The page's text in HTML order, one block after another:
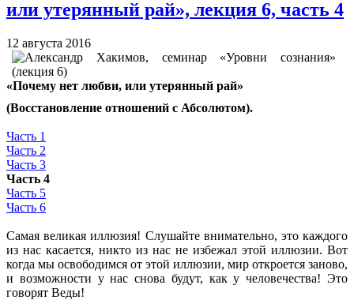
или утерянный рай», лекция 6, часть 4
12 августа 2016
«Почему нет любви, или утерянный рай»
(Восстановление отношений с Абсолютом).
Часть 1
Часть 2
Часть 3
Часть 4
Часть 5
Часть 6
Самая великая иллюзия! Слушайте внимательно, это каждого
из нас касается, никто из нас не избежал этой иллюзии. Вот
когда мы освободимся от этой иллюзии, мир откроется заново,
и возможности у нас снова будут, как у человечества! Это
говорят Веды!